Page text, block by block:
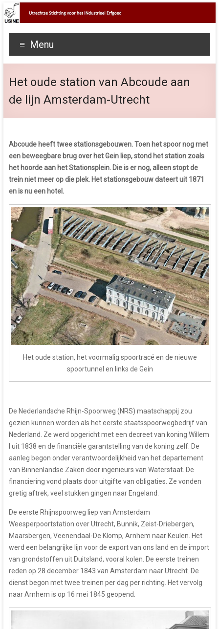
Menu
Het oude station van Abcoude aan
de lijn Amsterdam-Utrecht
Abcoude heeft twee stationsgebouwen. Toen het spoor nog met
een beweegbare brug over het Gein liep, stond het station zoals
het hoorde aan het Stationsplein. Die is er nog, alleen stopt de
trein niet meer op die plek. Het stationsgebouw dateert uit 1871
en is nu een hotel.
Het oude station, het voormalig spoortracé en de nieuwe
spoortunnel en links de Gein
De Nederlandsche Rhijn-Spoorweg (NRS) maatschappij zou
gezien kunnen worden als het eerste staatsspoorwegbedrijf van
Nederland. Ze werd opgericht met een decreet van koning Willem
I uit 1838 en de financiële garantstelling van de koning zelf. De
aanleg begon onder verantwoordelijkheid van het departement
van Binnenlandse Zaken door ingenieurs van Waterstaat. De
financiering vond plaats door uitgifte van obligaties. Ze vonden
gretig aftrek, veel stukken gingen naar Engeland.
De eerste Rhijnspoorweg liep van Amsterdam
Weesperpoortstation over Utrecht, Bunnik, Zeist-Driebergen,
Maarsbergen, Veenendaal-De Klomp, Arnhem naar Keulen. Het
werd een belangrijke lijn voor de export van ons land en de import
van grondstoffen uit Duitsland, vooral kolen. De eerste treinen
reden op 28 december 1843 van Amsterdam naar Utrecht. De
dienst begon met twee treinen per dag per richting. Het vervolg
naar Arnhem is op 16 mei 1845 geopend.